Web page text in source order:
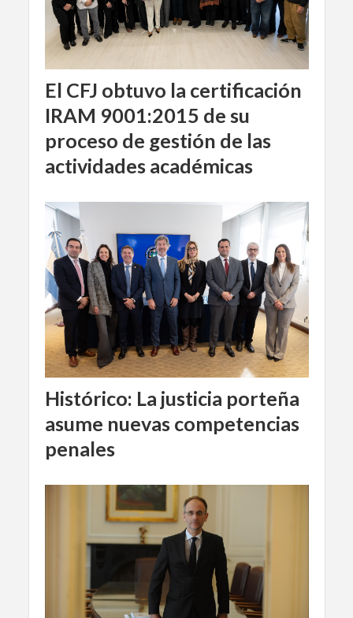
El CFJ obtuvo la certificación
IRAM 9001:2015 de su
proceso de gestión de las
actividades académicas
Histórico: La justicia porteña
asume nuevas competencias
penales